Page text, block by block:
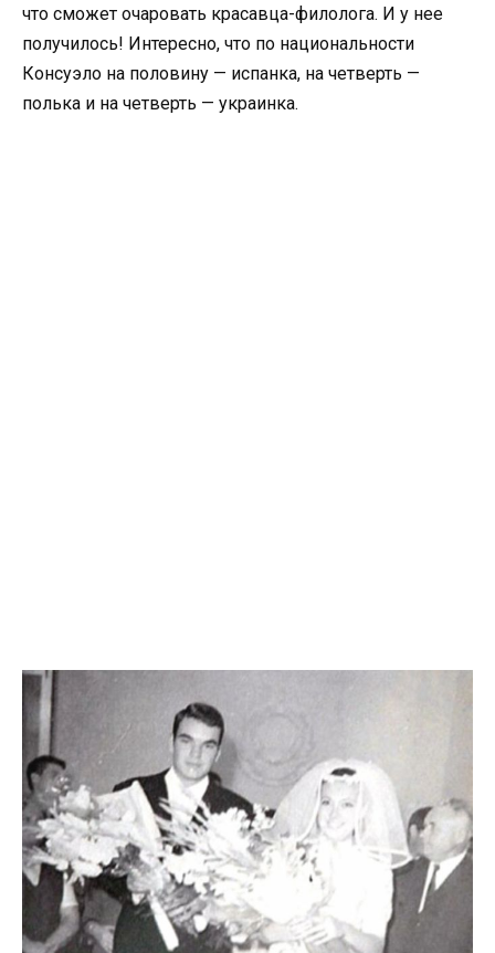
что сможет очаровать красавца-филолога. И у нее
получилось! Интересно, что по национальности
Консуэло на половину — испанка, на четверть —
полька и на четверть — украинка.